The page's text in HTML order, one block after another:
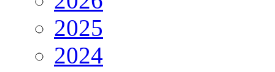
2025
2024